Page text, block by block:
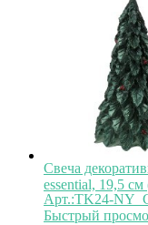
Свеча
essential, 19,5 см
Арт.:TK24-
Быстрый